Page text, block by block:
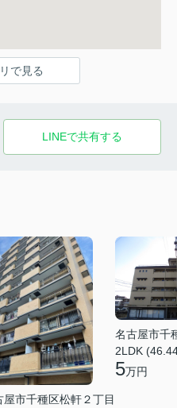
で見る
LINEで共有する
屋市千種区松軒２丁目
名古屋市千
2LDK
5万円